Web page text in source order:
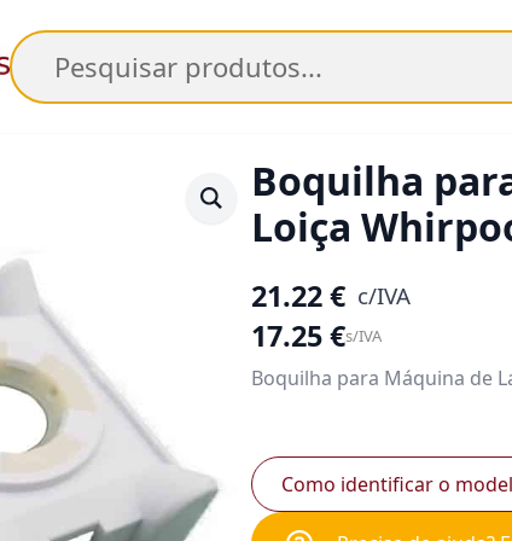
Pesquisar
Boquilha
Loiça
21.22€ c/IVA
17.25€s/IVA
Boquilha para Máquina de
Como identificar o